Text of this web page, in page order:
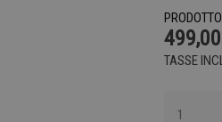
TASSE